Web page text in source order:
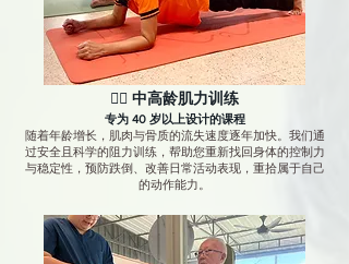
🏋️‍♂️ 中高龄肌力训练
专为 40 岁以上设计的课程
随着年龄增长，肌肉与骨质的流失速度逐年加快。我们通
过安全且科学的阻力训练，帮助您重新找回身体的控制力
与稳定性，预防跌倒、改善日常活动表现，重拾属于自己
的动作能力。